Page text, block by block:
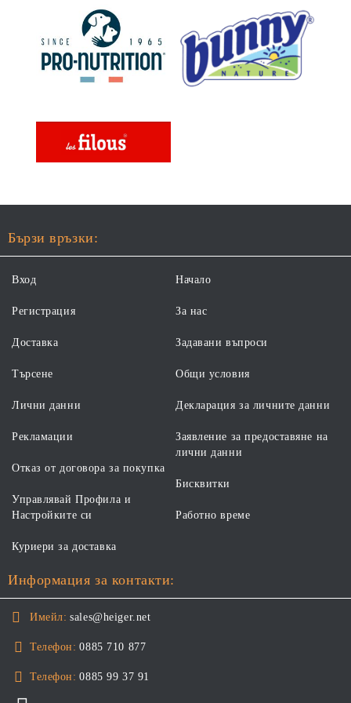
Бързи връзки:
Вход
Регистрация
Доставка
Търсене
Начало
За нас
Задавани въпроси
Общи условия
Лични данни
Рекламации
Отказ от договора за покупка
Управлявай Профила и
Настройките си
Декларация за личните данни
Заявление за предоставяне на
лични данни
Бисквитки
Работно време
Куриери за доставка
Информация за контакти:
Имейл: sales@heiger.net
Телефон: 0885 710 877
Телефон: 0885 99 37 91